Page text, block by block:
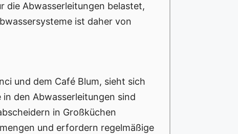
die Abwasserleitungen belastet,
ist daher von
und dem Café Blum, sieht sich
den Abwasserleitungen sind
in Großküchen
und erfordern regelmäßige